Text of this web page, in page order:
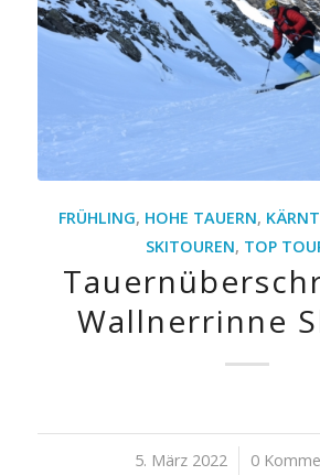
FRÜHLING, HOHE TAUERN,
SKITOUREN, TOP
Wallnerrinne
5. März 2022
/ 0